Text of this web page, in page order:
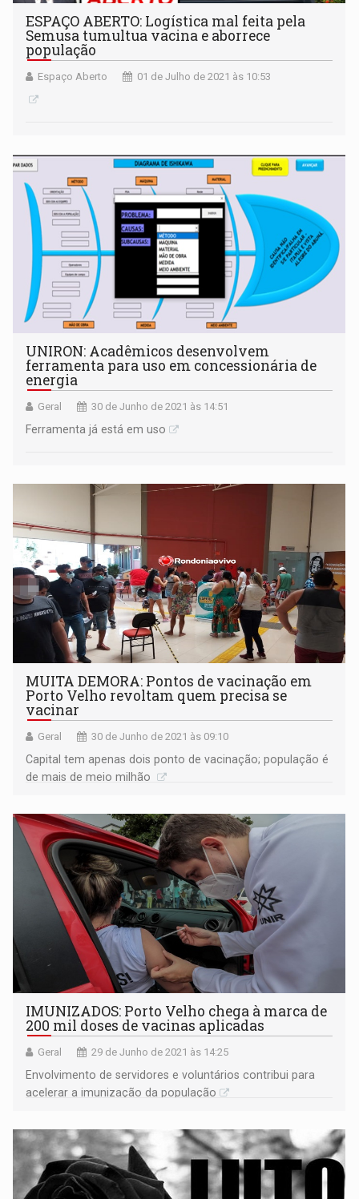
ESPAÇO ABERTO: Logística mal feita pela
Semusa tumultua vacina e aborrece
população
Espaço Aberto 01 de Julho de 2021 às 10:53
UNIRON: Acadêmicos desenvolvem
ferramenta para uso em concessionária de
energia
Geral 30 de Junho de 2021 às 14:51
Ferramenta já está em uso
MUITA DEMORA: Pontos de vacinação em
Porto Velho revoltam quem precisa se
vacinar
Geral 30 de Junho de 2021 às 09:10
Capital tem apenas dois ponto de vacinação; população é
de mais de meio milhão
IMUNIZADOS: Porto Velho chega à marca de
200 mil doses de vacinas aplicadas
Geral 29 de Junho de 2021 às 14:25
Envolvimento de servidores e voluntários contribui para
acelerar a imunização da população